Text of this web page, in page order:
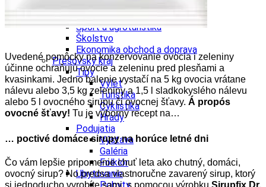
Šport a agroturistika
Školstvo
Ekonomika obchod a doprava
Prešovský kraj
Tipy
Výlet
Turistika
Cyklistika
Hrady
Podujatia
Výstava
Galéria
Folklór
Ubytovanie
Uvedené pomôcky na konzervovanie ovocia i zeleniny
účinne ochraňujú ovocie a zeleninu pred plesňami a
kvasinkami. Jedno balenie vystačí na 5 kg ovocia vrátane
nálevu alebo 3,5 kg zeleniny a 1,5 l sladkokyslého nálevu
alebo 5 l ovocného sirupu či ovocnej šťavy. Á propós
ovocné šťavy! Tu je výborný recept na…
… poctivé domáce sirupy na horúce letné dni
Čo vám lepšie pripomenie chuť leta ako chutný, domáci,
ovocný sirup? No predsa vlastnoručne zavarený sirup, ktorý